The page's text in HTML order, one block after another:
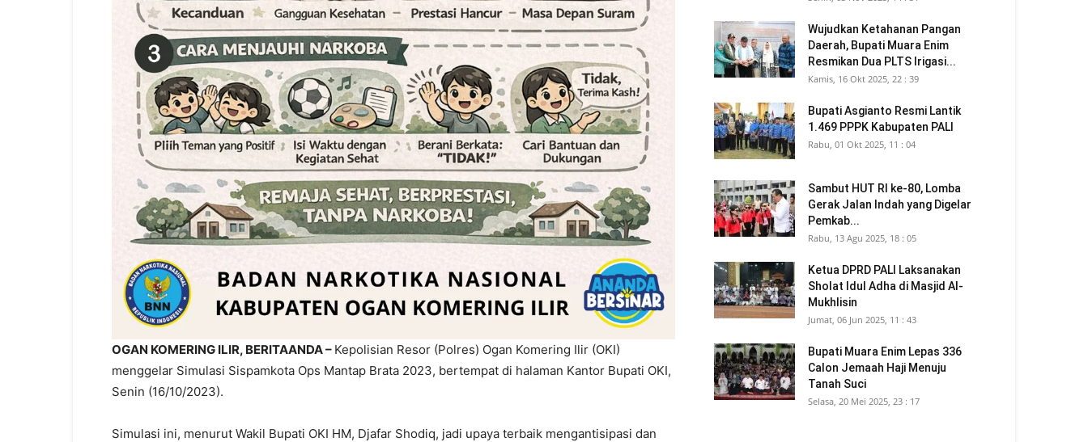
OGAN KOMERING ILIR, BERITAANDA – Kepolisian Resor (Polres) Ogan Komering Ilir (OKI)
menggelar Simulasi Sispamkota Ops Mantap Brata 2023, bertempat di halaman Kantor Bupati OKI,
Senin (16/10/2023).
Simulasi ini, menurut Wakil Bupati OKI HM, Djafar Shodiq, jadi upaya terbaik mengantisipasi dan
Wujudkan Ketahanan Pangan
Daerah, Bupati Muara Enim
Resmikan Dua PLTS Irigasi...
Kamis, 16 Okt 2025, 22 : 39
Bupati Asgianto Resmi Lantik
1.469 PPPK Kabupaten PALI
Rabu, 01 Okt 2025, 11 : 04
Sambut HUT RI ke-80, Lomba
Gerak Jalan Indah yang Digelar
Pemkab...
Rabu, 13 Agu 2025, 18 : 05
Ketua DPRD PALI Laksanakan
Sholat Idul Adha di Masjid Al-
Mukhlisin
Jumat, 06 Jun 2025, 11 : 43
Bupati Muara Enim Lepas 336
Calon Jemaah Haji Menuju
Tanah Suci
Selasa, 20 Mei 2025, 23 : 17